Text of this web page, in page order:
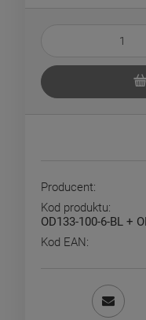
Producent:
Kod produktu:
OD133-100-6-BL +
Kod EAN: